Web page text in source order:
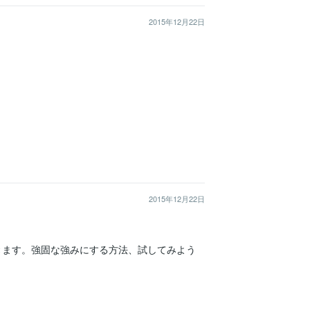
2015年12月22日
2015年12月22日
す。強固な強みにする方法、試してみよう